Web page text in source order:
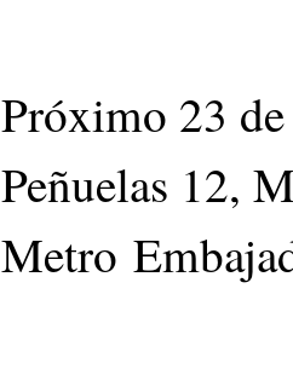
Próximo 23
Peñuelas 12,
Metro